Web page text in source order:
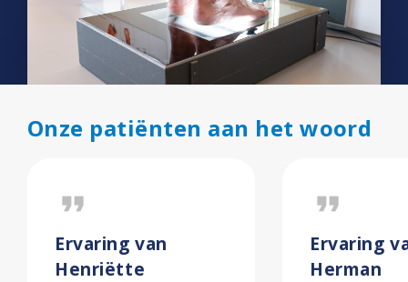
Onze patiënten aan het woord
format_quote
Ervaring van
Henriëtte
format_quote
Ervaring
Herman